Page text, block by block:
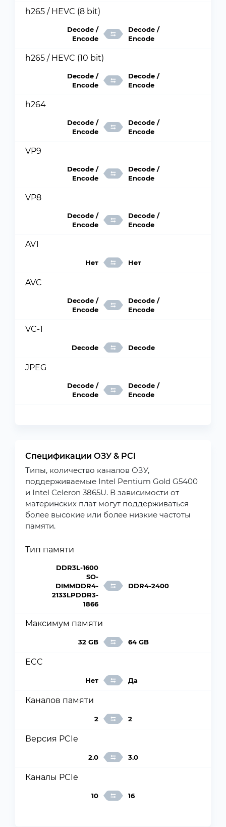
h265 / HEVC (8 bit)
Decode /
Encode
Decode /
Encode
h265 / HEVC (10 bit)
Decode /
Encode
Decode /
Encode
h264
Decode /
Encode
Decode /
Encode
VP9
Decode /
Encode
Decode /
Encode
VP8
Decode /
Encode
Decode /
Encode
AV1
Нет Нет
AVC
Decode /
Encode
Decode /
Encode
VC-1
Decode Decode
JPEG
Decode /
Encode
Decode /
Encode
Спецификации ОЗУ & PCI
Типы, количество каналов ОЗУ,
поддерживаемые Intel Pentium Gold G5400
и Intel Celeron 3865U. В зависимости от
материнских плат могут поддерживаться
более высокие или более низкие частоты
памяти.
Тип памяти
DDR3L-1600
SO-
DIMMDDR4-
2133LPDDR3-
1866
DDR4-2400
Максимум памяти
32 GB 64 GB
ECC
Нет Да
Каналов памяти
2 2
Версия PCIe
2.0 3.0
Каналы PCIe
10 16